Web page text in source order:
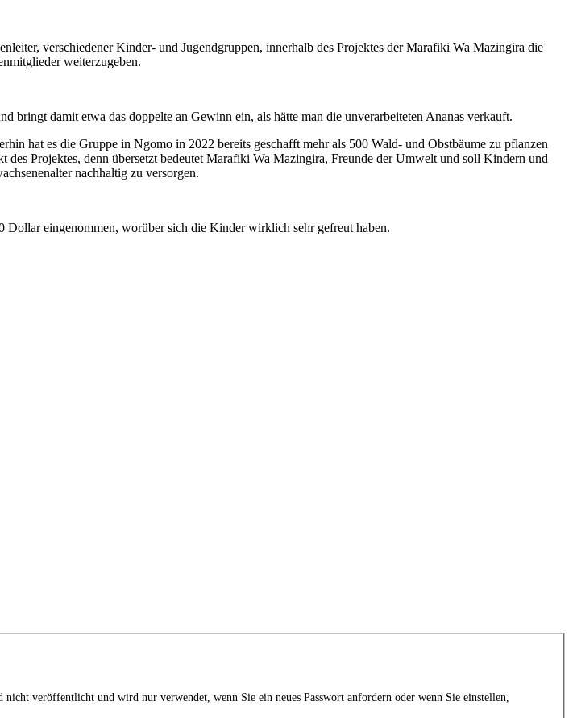
verschiedener Kinder- und Jugendgruppen, innerhalb des Projektes der Marafiki Wa Mazingira die
weiterzugeben.
bringt damit etwa das doppelte an Gewinn ein, als hätte man die unverarbeiteten Ananas verkauft.
hat es die Gruppe in Ngomo in 2022 bereits geschafft mehr als 500 Wald- und Obstbäume zu pflanzen
Projektes, denn übersetzt bedeutet Marafiki Wa Mazingira, Freunde der Umwelt und soll Kindern und
nachhaltig zu versorgen.
eingenommen, worüber sich die Kinder wirklich sehr gefreut haben.
veröffentlicht und wird nur verwendet, wenn Sie ein neues Passwort anfordern oder wenn Sie einstellen,